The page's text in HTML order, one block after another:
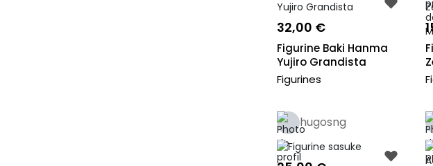
32,00 €
Figurine Baki Hanma
Yujiro Grandista
Figurines
hugosng